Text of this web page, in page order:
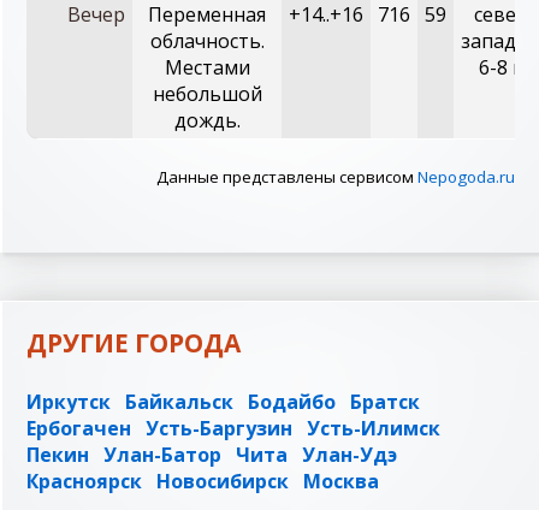
Вечер
Переменная
облачность.
Местами
небольшой
дождь.
+14..+16 716 59
6-8 м/
Данные представлены сервисом Nepogoda.ru
ДРУГИЕ ГОРОДА
Иркутск Байкальск Бодайбо Братск
Ербогачен Усть-Баргузин Усть-Илимск
Пекин Улан-Батор Чита Улан-Удэ
Красноярск Новосибирск Москва